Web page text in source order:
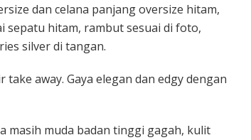
dan celana panjang oversize hitam,
sepatu hitam, rambut sesuai di foto,
silver di tangan.
away. Gaya elegan dan edgy dengan
masih muda badan tinggi gagah, kulit